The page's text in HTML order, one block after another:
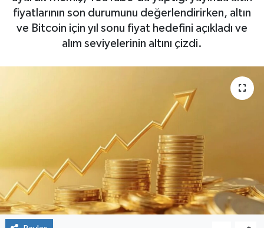
fiyatlarının son durumunu değerlendirirken, altın
ve Bitcoin için yıl sonu fiyat hedefini açıkladı ve
alım seviyelerinin altını çizdi.